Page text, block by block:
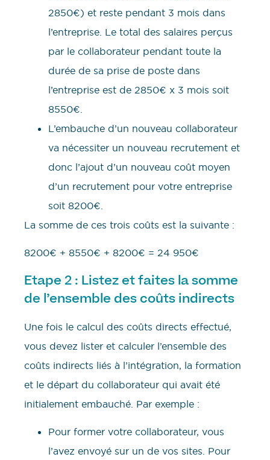
2850€) et reste pendant 3 mois dans
l’entreprise. Le total des salaires perçus
par le collaborateur pendant toute la
durée de sa prise de poste dans
l’entreprise est de 2850€ x 3 mois soit
8550€.
L’embauche d’un nouveau collaborateur
va nécessiter un nouveau recrutement et
donc l’ajout d’un nouveau coût moyen
d’un recrutement pour votre entreprise
soit 8200€.
La somme de ces trois coûts est la suivante :
8200€ + 8550€ + 8200€ = 24 950€
Etape 2 : Listez et faites la somme
de l’ensemble des coûts indirects
Une fois le calcul des coûts directs effectué,
vous devez lister et calculer l’ensemble des
coûts indirects liés à l’intégration, la formation
et le départ du collaborateur qui avait été
initialement embauché. Par exemple :
Pour former votre collaborateur, vous
l’avez envoyé sur un de vos sites. Pour